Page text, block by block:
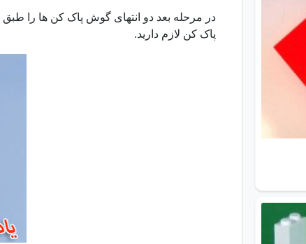
در مرحله بعد دو انتهای گوش پاک کن ها را طبق
پاک کن لازم دارید.